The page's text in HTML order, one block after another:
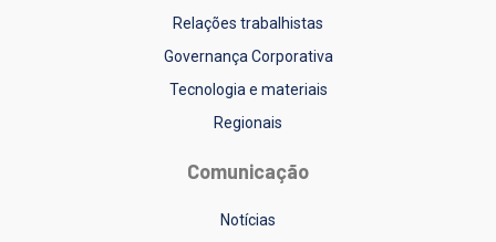
Relações trabalhistas
Governança Corporativa
Tecnologia e materiais
Regionais
Comunicação
Notícias